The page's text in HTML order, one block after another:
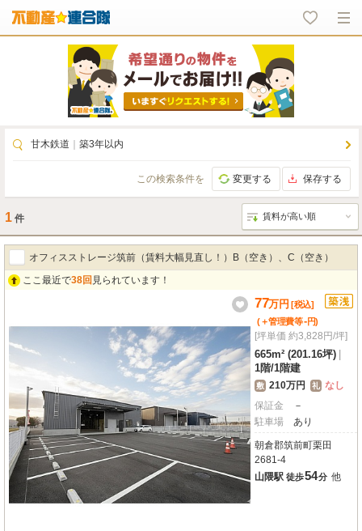
甘木鉄道 築3年以内
この検索条件を 変更する 保存する
1 件
オフィスストレージ筑前（賃料大幅見直し！）B（空き）、C（空き）
ここ最近で38回 見られています！
77万円 [税込]
(＋管理費等-円)
[坪単価 約3,828円/坪]
665m² (201.16坪)
1階/1階建
敷 210万円 礼 なし
保証金
－
駐車場
あり
朝倉郡筑前町栗田
2681-4
山隈駅 徒歩54分 他